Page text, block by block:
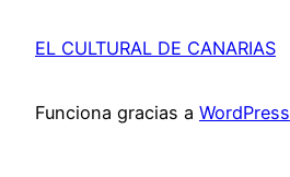
EL CULTURAL DE CANARIAS
Funciona gracias a WordPress